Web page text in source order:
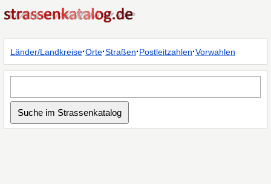
Länder/Landkreise·Orte·Straßen·Postleitzahlen·Vorwahlen